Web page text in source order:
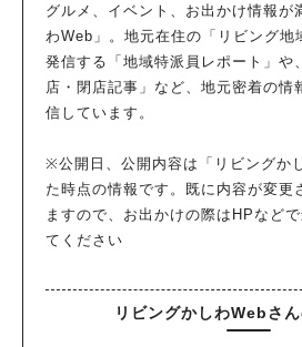
グルメ、イベント、お出かけ情報が
わWeb」。地元在住の「リビング地
発信する「地域特派員レポート」や
店・閉店記事」など、地元密着の情
信しています。
※公開日、公開内容は「リビングか
た時点の情報です。既に内容が変更
ますので、お出かけの際はHPなど
てください
リビングかしわWebさ